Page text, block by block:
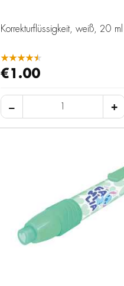
Korrekturflüssigkeit, weiß, 20 ml
★★★★★
€1.00